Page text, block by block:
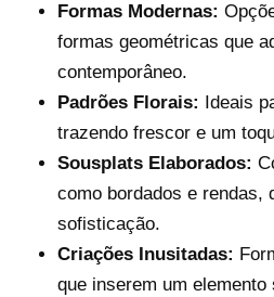
Formas Modernas:
formas geométricas que
contemporâneo.
Padrões Florais: Ideais
trazendo frescor e um
Sousplats Elaborados:
como bordados e rendas,
sofisticação.
Criações Inusitadas:
que inserem um